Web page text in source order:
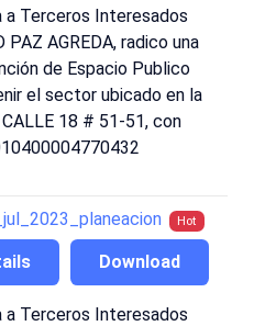
a Terceros Interesados
PAZ AGREDA, radico una
de Espacio Publico
el sector ubicado en la
18 # 51-51, con
Hot
Download
a Terceros Interesados